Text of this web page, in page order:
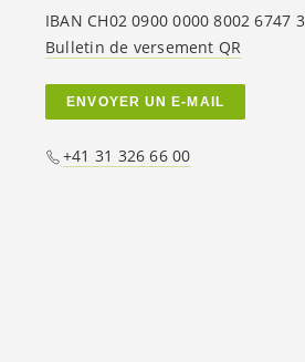
IBAN CH02 0900 0000 8002 6747 3
Bulletin de versement QR
ENVOYER UN E-MAIL
+41 31 326 66 00